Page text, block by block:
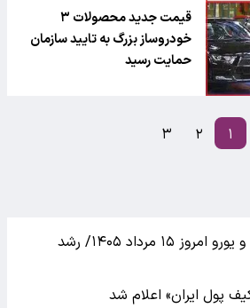
خودروساز بزرگ
قیمت جدید محصولات ۳
خودروساز بزرگ به تایید سازمان
حمایت رسید
۱ ۲ ۳
نرخ ارز دلار، طلا سکه و یورو امروز ۱۵ مرداد ۱۴۰۵/ رشد
پول ایران» اعلام شد